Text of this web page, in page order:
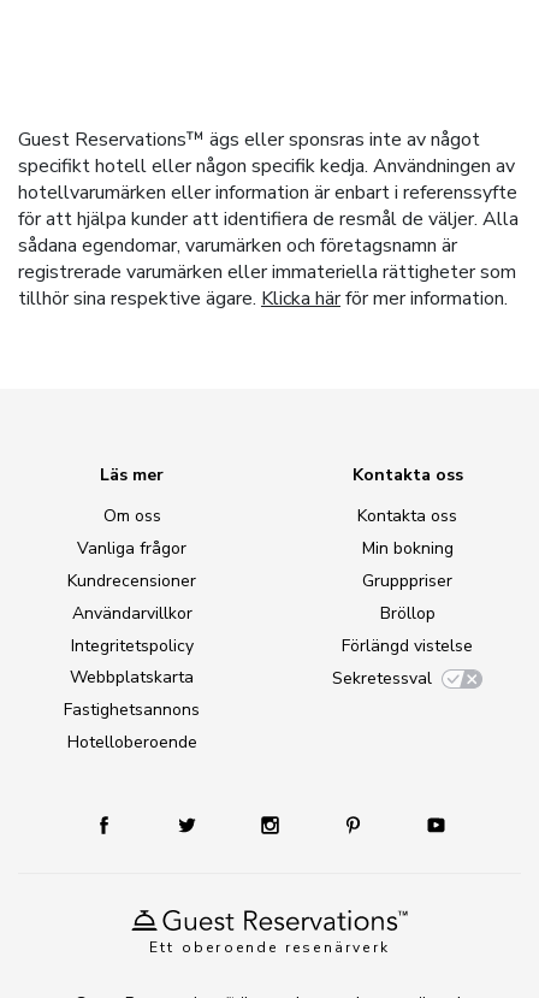
Guest Reservations™ ägs eller sponsras inte av något
specifikt hotell eller någon specifik kedja. Användningen av
hotellvarumärken eller information är enbart i referenssyfte
för att hjälpa kunder att identifiera de resmål de väljer. Alla
sådana egendomar, varumärken och företagsnamn är
registrerade varumärken eller immateriella rättigheter som
tillhör sina respektive ägare. Klicka härför mer information.
Ett oberoende resenärverk
Läs mer
Om oss
Vanliga frågor
Kundrecensioner
Användarvillkor
Integritetspolicy
Webbplatskarta
Fastighetsannons
Hotelloberoende
Kontakta oss
Kontakta oss
Min bokning
Grupppriser
Bröllop
Förlängd vistelse
Sekretessval